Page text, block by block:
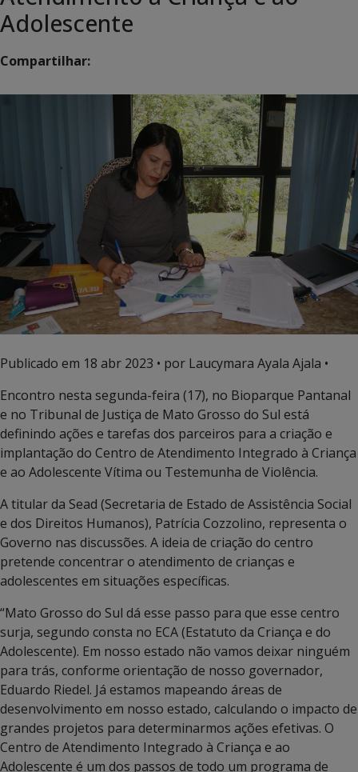
Adolescente
Compartilhar:
Publicado em 18 abr 2023 • por Laucymara Ayala Ajala •
Encontro nesta segunda-feira (17), no Bioparque Pantanal
e no Tribunal de Justiça de Mato Grosso do Sul está
definindo ações e tarefas dos parceiros para a criação e
implantação do Centro de Atendimento Integrado à Criança
e ao Adolescente Vítima ou Testemunha de Violência.
A titular da Sead (Secretaria de Estado de Assistência Social
e dos Direitos Humanos), Patrícia Cozzolino, representa o
Governo nas discussões. A ideia de criação do centro
pretende concentrar o atendimento de crianças e
adolescentes em situações específicas.
“Mato Grosso do Sul dá esse passo para que esse centro
surja, segundo consta no ECA (Estatuto da Criança e do
Adolescente). Em nosso estado não vamos deixar ninguém
para trás, conforme orientação de nosso governador,
Eduardo Riedel. Já estamos mapeando áreas de
desenvolvimento em nosso estado, calculando o impacto de
grandes projetos para determinarmos ações efetivas. O
Centro de Atendimento Integrado à Criança e ao
Adolescente é um dos passos de todo um programa de